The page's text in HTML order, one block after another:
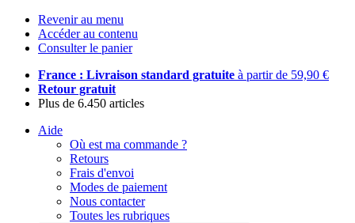
Revenir au menu
Accéder au contenu
Consulter le panier
France : Livraison standard gratuite à partir de 59,90 €
Retour gratuit
Plus de 6.450 articles
Aide
Où est ma commande ?
Retours
Frais d'envoi
Modes de paiement
Nous contacter
Toutes les rubriques